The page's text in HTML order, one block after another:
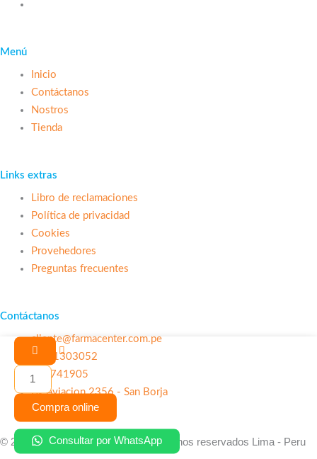
Menú
Inicio
Contáctanos
Nostros
Tienda
Links extras
Libro de reclamaciones
Política de privacidad
Cookies
Provehedores
Preguntas frecuentes
Contáctanos
cliente@farmacenter.com.pe
921303052
987741905
Av Aviacion 2356 - San Borja
© 2026 Farmacenter | Todos los derechos reservados Lima - Peru
Cristaltears
Plus
0.5%
-
0.9%
Solución
Oftálmica
Compra online
Consultar por WhatsApp